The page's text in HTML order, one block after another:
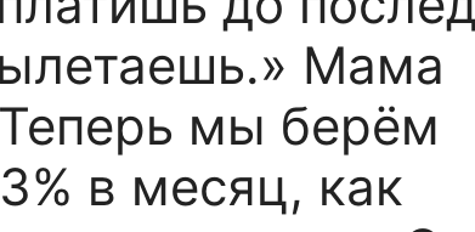
Мама
мы берём
в месяц, как